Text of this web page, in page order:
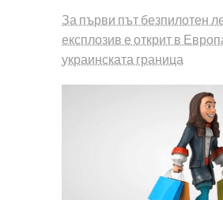
За първи път безпилотен
експлозив е открит в
украинската граница